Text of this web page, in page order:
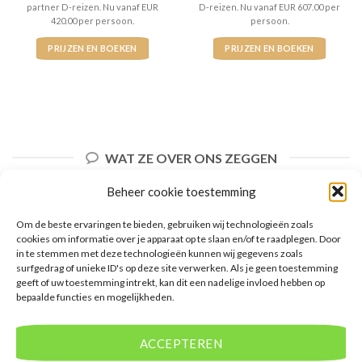
Beheer cookie toestemming
Om de beste ervaringen te bieden, gebruiken wij technologieën zoals
cookies om informatie over je apparaat op te slaan en/of te raadplegen. Door
in te stemmen met deze technologieën kunnen wij gegevens zoals
surfgedrag of unieke ID's op deze site verwerken. Als je geen toestemming
geeft of uw toestemming intrekt, kan dit een nadelige invloed hebben op
bepaalde functies en mogelijkheden.
ACCEPTEREN
partner D-reizen. Nu vanaf EUR
420.00 per persoon.
PRIJZEN EN BOEKEN
D-reizen. Nu vanaf EUR 607.00 per
persoon.
PRIJZEN EN BOEKEN
WAT ZE OVER ONS ZEGGEN